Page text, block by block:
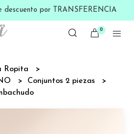
descuento por TRANSFERENCIA
0
Ropita
Conjuntos 2 piezas